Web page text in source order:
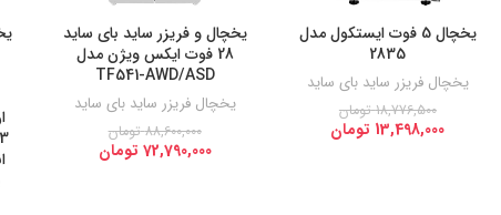
یخچال 5 فوت ایستکول مدل
2835
یخچال فریزر ساید بای ساید
18,776,500 تومان
13,498,000 تومان
یخچال و فریزر ساید بای ساید
28 فوت ایکس ویژن مدل
TF541-AWD/ASD
یخچال فریزر ساید بای ساید
88,600,000 تومان
72,790,000 تومان